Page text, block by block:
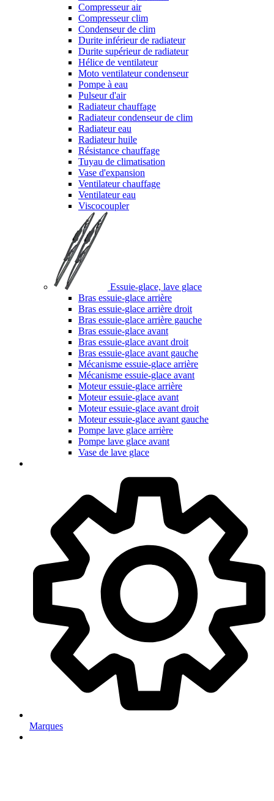
Compresseur air
Compresseur clim
Condenseur de clim
Durite inférieur de radiateur
Durite supérieur de radiateur
Hélice de ventilateur
Moto ventilateur condenseur
Pompe à eau
Pulseur d'air
Radiateur chauffage
Radiateur condenseur de clim
Radiateur eau
Radiateur huile
Résistance chauffage
Tuyau de climatisation
Vase d'expansion
Ventilateur chauffage
Ventilateur eau
Viscocoupler
Essuie-glace, lave glace
Bras essuie-glace arrière
Bras essuie-glace arrière droit
Bras essuie-glace arrière gauche
Bras essuie-glace avant
Bras essuie-glace avant droit
Bras essuie-glace avant gauche
Mécanisme essuie-glace arrière
Mécanisme essuie-glace avant
Moteur essuie-glace arrière
Moteur essuie-glace avant
Moteur essuie-glace avant droit
Moteur essuie-glace avant gauche
Pompe lave glace arrière
Pompe lave glace avant
Vase de lave glace
Marques